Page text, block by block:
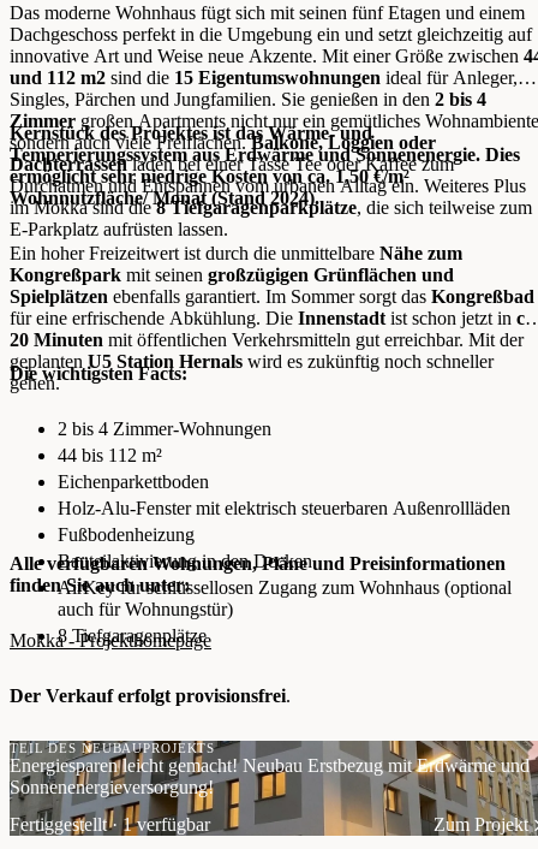
Das moderne Wohnhaus fügt sich mit seinen fünf Etagen und einem
Dachgeschoss perfekt in die Umgebung ein und setzt gleichzeitig auf
innovative Art und Weise neue Akzente. Mit einer Größe zwischen
und 112 m2 sind die 15 Eigentumswohnungen ideal für Anleger,
Singles, Pärchen und Jungfamilien. Sie genießen in den 2 bis 4
Zimmer großen Apartments nicht nur ein gemütliches
sondern auch viele Freiflächen.Balkone, Loggien oder
Dachterrassenladen bei einer Tasse Tee oder Kaffee zum
Durchatmen und Entspannen vom urbanen Alltag ein. Weiteres Plus
im Mokka sind die8 Tiefgaragenparkplätze, die sich teilweise zum
E-Parkplatz aufrüsten lassen.
Kernstück des Projektes ist das Wärme- und
Temperierungssystem aus Erdwärme und Sonnenenergie. Dies
ermöglicht sehr niedrige Kosten von ca. 1,50 €/m²
Wohnnutzfläche/ Monat (Stand 2024).
Ein hoher Freizeitwert ist durch die unmittelbare Nähe zum
Kongreßpark mit seinen großzügigen Grünflächen und
Spielplätzen ebenfalls garantiert. Im Sommer sorgt das Kongreßbad
für eine erfrischende Abkühlung. Die Innenstadt ist schon jetzt in ca.
20 Minuten mit öffentlichen Verkehrsmitteln gut erreichbar. Mit der
geplanten U5 Station Hernals wird es zukünftig noch schneller
gehen.
Die wichtigsten Facts:
2 bis 4 Zimmer-Wohnungen
44 bis 112 m²
Eichenparkettboden
Holz-Alu-Fenster mit elektrisch steuerbaren Außenrollläden
Fußbodenheizung
Bauteilaktivierung in den Decken
AirKey für schlüssellosen Zugang zum Wohnhaus (optional
auch für Wohnungstür)
8 Tiefgaragenplätze
Alle verfügbaren Wohnungen, Pläne und Preisinformationen
finden Sie auch unter:
Mokka - Projekthomepage
Der Verkauf erfolgt provisionsfrei.
TEIL DES NEUBAUPROJEKTS
Energiesparen leicht gemacht! Neubau Erstbezug mit Erdwärme und
Sonnenenergieversorgung!
Fertiggestellt · 1 verfügbar
Zum Projekt